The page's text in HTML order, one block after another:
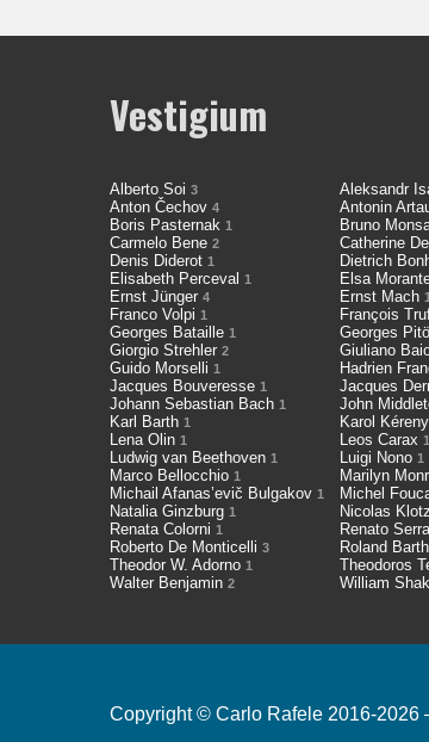
Vestigium
Alberto Soi 3 Aleksandr
Anton Čechov 4 Antonin
Boris Pasternak 1 Bruno
Carmelo Bene 2 Catherine
Denis Diderot 1 Dietrich
Elisabeth Perceval 1 Elsa
Ernst Jünger 4 Ernst Mach1
Franco Volpi 1 François
Georges Bataille 1 Georges
Giorgio Strehler 2 Giuliano
Guido Morselli 1 Hadrien
Jacques Bouveresse 1 Jacques
Johann Sebastian Bach 1 John
Karl Barth 1 Karol
Lena Olin 1 Leos Carax1
Ludwig van Beethoven 1 Luigi Nono1
Marco Bellocchio 1 Marilyn
Michail Afanas’evič Bulgakov 1 Michel
Natalia Ginzburg 1 Nicolas
Renata Colorni 1 Renato
Roberto De Monticelli 3 Roland
Theodor W. Adorno 1 Theodoros
Walter Benjamin 2 William
Copyright © Carlo Rafele 2016-2026